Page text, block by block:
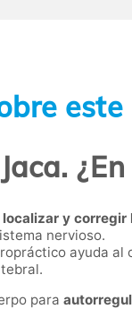
localizar y corregir
nervioso.
ayuda al
para